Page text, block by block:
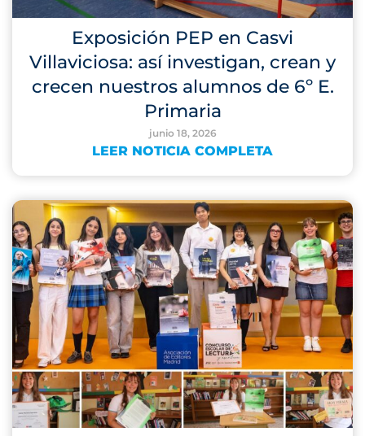
Exposición PEP en Casvi
Villaviciosa: así investigan, crean y
crecen nuestros alumnos de 6º E.
Primaria
junio 18, 2026
LEER NOTICIA COMPLETA